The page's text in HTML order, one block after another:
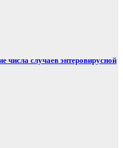
числа случаев энтеровирусной